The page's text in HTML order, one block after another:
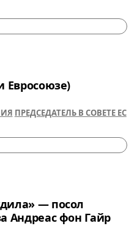
Евросоюзе)
ПРЕДСЕДАТЕЛЬ В СОВЕТЕ ЕС
— посол
Андреас фон Гайр